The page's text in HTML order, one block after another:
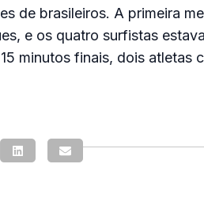
de brasileiros. A primeira
e os quatro surfistas
minutos finais, dois atletas